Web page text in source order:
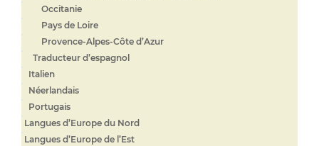
Occitanie
Pays de Loire
Provence-Alpes-Côte d’Azur
Traducteur d’espagnol
Italien
Néerlandais
Portugais
Langues d’Europe du Nord
Langues d’Europe de l’Est